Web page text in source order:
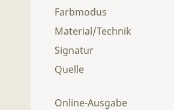
Material/Technik
Farbmodus
Signatur
Quelle
Online-Ausgabe